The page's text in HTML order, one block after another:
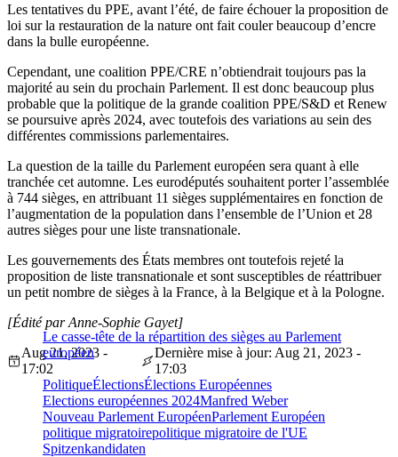
Les tentatives du PPE, avant l’été, de faire échouer la proposition de
loi sur la restauration de la nature ont fait couler beaucoup d’encre
dans la bulle européenne.
Cependant, une coalition PPE/CRE n’obtiendrait toujours pas la
majorité au sein du prochain Parlement. Il est donc beaucoup plus
probable que la politique de la grande coalition PPE/S&D et Renew
se poursuive après 2024, avec toutefois des variations au sein des
différentes commissions parlementaires.
La question de la taille du Parlement européen sera quant à elle
tranchée cet automne. Les eurodéputés souhaitent porter l’assemblée
à 744 sièges, en attribuant 11 sièges supplémentaires en fonction de
l’augmentation de la population dans l’ensemble de l’Union et 28
autres sièges pour une liste transnationale.
Les gouvernements des États membres ont toutefois rejeté la
proposition de liste transnationale et sont susceptibles de réattribuer
un petit nombre de sièges à la France, à la Belgique et à la Pologne.
Le casse-tête de la répartition des sièges au Parlement
européen
[Édité par Anne-Sophie Gayet]
Aug 21, 2023 -
17:02
Dernière mise à jour: Aug 21, 2023 -
17:03
PolitiqueÉlectionsÉlections Européennes
Elections européennes 2024Manfred Weber
Nouveau Parlement EuropéenParlement Européen
politique migratoirepolitique migratoire de l'UE
Spitzenkandidaten